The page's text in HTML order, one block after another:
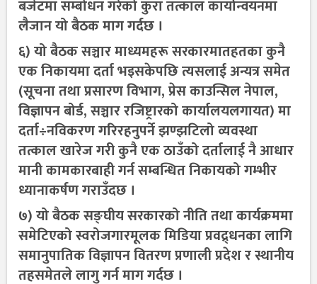
बजेटमा सम्बोधन गरेको कुरा तत्काल कार्यान्वयनमा
लैजान यो बैठक माग गर्दछ ।
६) यो बैठक सञ्चार माध्यमहरू सरकारमातहतका कुनै
एक निकायमा दर्ता भइसकेपछि त्यसलाई अन्यत्र समेत
(सूचना तथा प्रसारण विभाग, प्रेस काउन्सिल नेपाल,
विज्ञापन बोर्ड, सञ्चार रजिष्ट्रारको कार्यालयलगायत) मा
दर्ता÷नविकरण गरिरहनुपर्ने झण्झटिलो व्यवस्था
तत्काल खारेज गरी कुनै एक ठाउँको दर्तालाई नै आधार
मानी कामकारबाही गर्न सम्बन्धित निकायको गम्भीर
ध्यानाकर्षण गराउँदछ ।
७) यो बैठक सङ्घीय सरकारको नीति तथा कार्यक्रममा
समेटिएको स्वरोजगारमूलक मिडिया प्रवद्र्धनका लागि
समानुपातिक विज्ञापन वितरण प्रणाली प्रदेश र स्थानीय
तहसमेतले लागु गर्न माग गर्दछ ।